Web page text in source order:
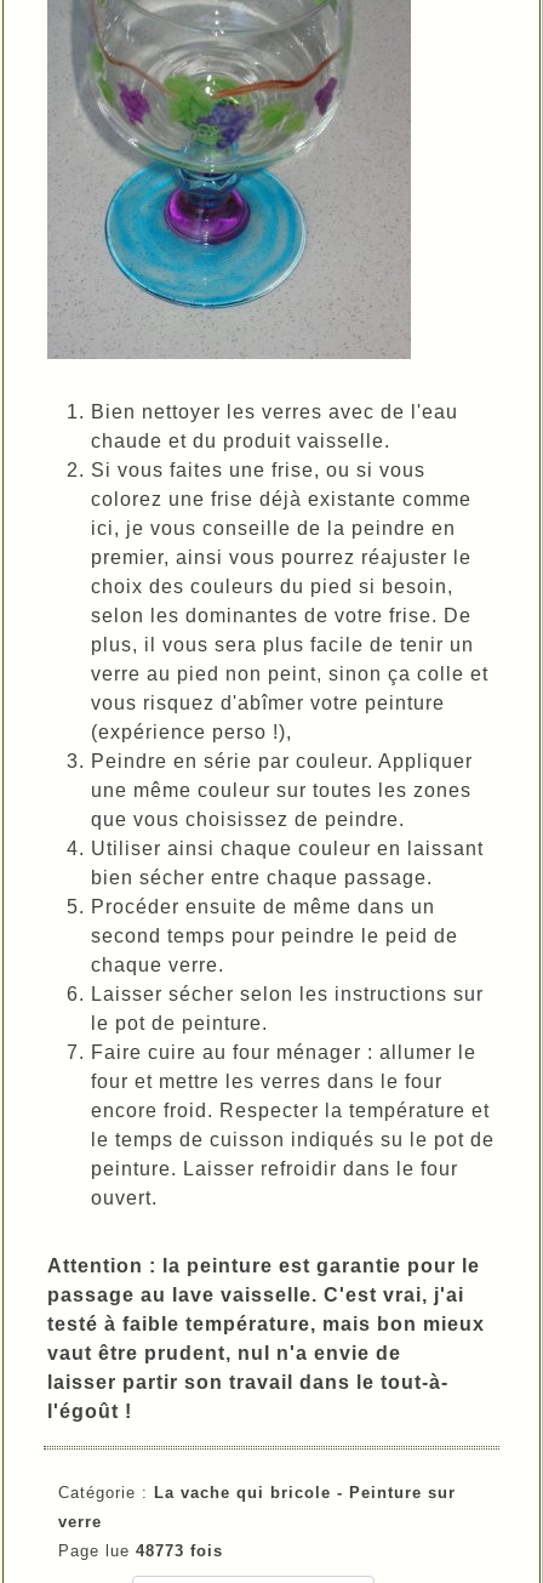
Bien nettoyer les verres avec de l'eau
chaude et du produit vaisselle.
Si vous faites une frise, ou si vous
colorez une frise déjà existante comme
ici, je vous conseille de la peindre en
premier, ainsi vous pourrez réajuster le
choix des couleurs du pied si besoin,
selon les dominantes de votre frise. De
plus, il vous sera plus facile de tenir un
verre au pied non peint, sinon ça colle et
vous risquez d'abîmer votre peinture
(expérience perso !),
Peindre en série par couleur. Appliquer
une même couleur sur toutes les zones
que vous choisissez de peindre.
Utiliser ainsi chaque couleur en laissant
bien sécher entre chaque passage.
Procéder ensuite de même dans un
second temps pour peindre le peid de
chaque verre.
Laisser sécher selon les instructions sur
le pot de peinture.
Faire cuire au four ménager : allumer le
four et mettre les verres dans le four
encore froid. Respecter la température et
le temps de cuisson indiqués su le pot de
peinture. Laisser refroidir dans le four
ouvert.
Attention : la peinture est garantie pour le
passage au lave vaisselle. C'est vrai, j'ai
testé à faible température, mais bon mieux
vaut être prudent, nul n'a envie de
laisser partir son travail dans le tout-à-
l'égoût !
Catégorie : La vache qui bricole - Peinture sur
verre
Page lue 48773 fois